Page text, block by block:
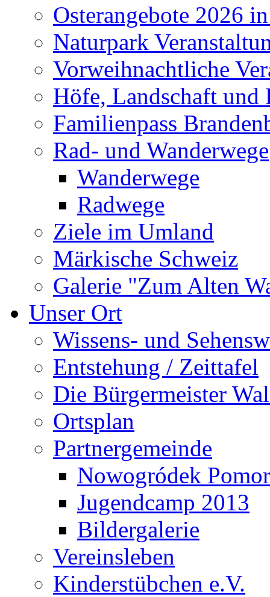
Osterangebote 2026
Naturpark
Vorweihnachtliche
Höfe, Landschaft und
Familienpass
Rad- und Wanderwege
Wanderwege
Radwege
Ziele im Umland
Märkische Schweiz
Galerie "Zum Alten
Unser Ort
Wissens- und
Entstehung / Zeittafel
Die Bürgermeister
Ortsplan
Partnergemeinde
Nowogródek
Jugendcamp 2013
Bildergalerie
Vereinsleben
Kinderstübchen e.V.